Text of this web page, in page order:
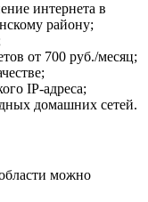
интернета в
району;
от 700 руб./месяц;
IP-адреса;
домашних сетей.
можно